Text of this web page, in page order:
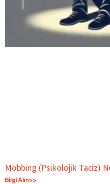
Mobbing (Psikolojik Taciz)
Bilgi Alın>>